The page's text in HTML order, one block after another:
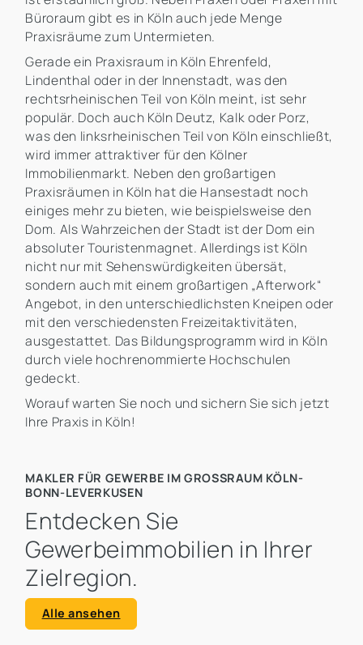
Büroraum gibt es in Köln auch jede Menge
Praxisräume zum Untermieten.
Gerade ein Praxisraum in Köln Ehrenfeld,
Lindenthal oder in der Innenstadt, was den
rechtsrheinischen Teil von Köln meint, ist sehr
populär. Doch auch Köln Deutz, Kalk oder Porz,
was den linksrheinischen Teil von Köln einschließt,
wird immer attraktiver für den Kölner
Immobilienmarkt. Neben den großartigen
Praxisräumen in Köln hat die Hansestadt noch
einiges mehr zu bieten, wie beispielsweise den
Dom. Als Wahrzeichen der Stadt ist der Dom ein
absoluter Touristenmagnet. Allerdings ist Köln
nicht nur mit Sehenswürdigkeiten übersät,
sondern auch mit einem großartigen „Afterwork“
Angebot, in den unterschiedlichsten Kneipen oder
mit den verschiedensten Freizeitaktivitäten,
ausgestattet. Das Bildungsprogramm wird in Köln
durch viele hochrenommierte Hochschulen
gedeckt.
Worauf warten Sie noch und sichern Sie sich jetzt
Ihre Praxis in Köln!
MAKLER FÜR GEWERBE IM GROSSRAUM KÖLN-B
ONN-LEVERKUSEN
Entdecken Sie
Gewerbeimmobilien in Ihrer
Zielregion.
Alle ansehen